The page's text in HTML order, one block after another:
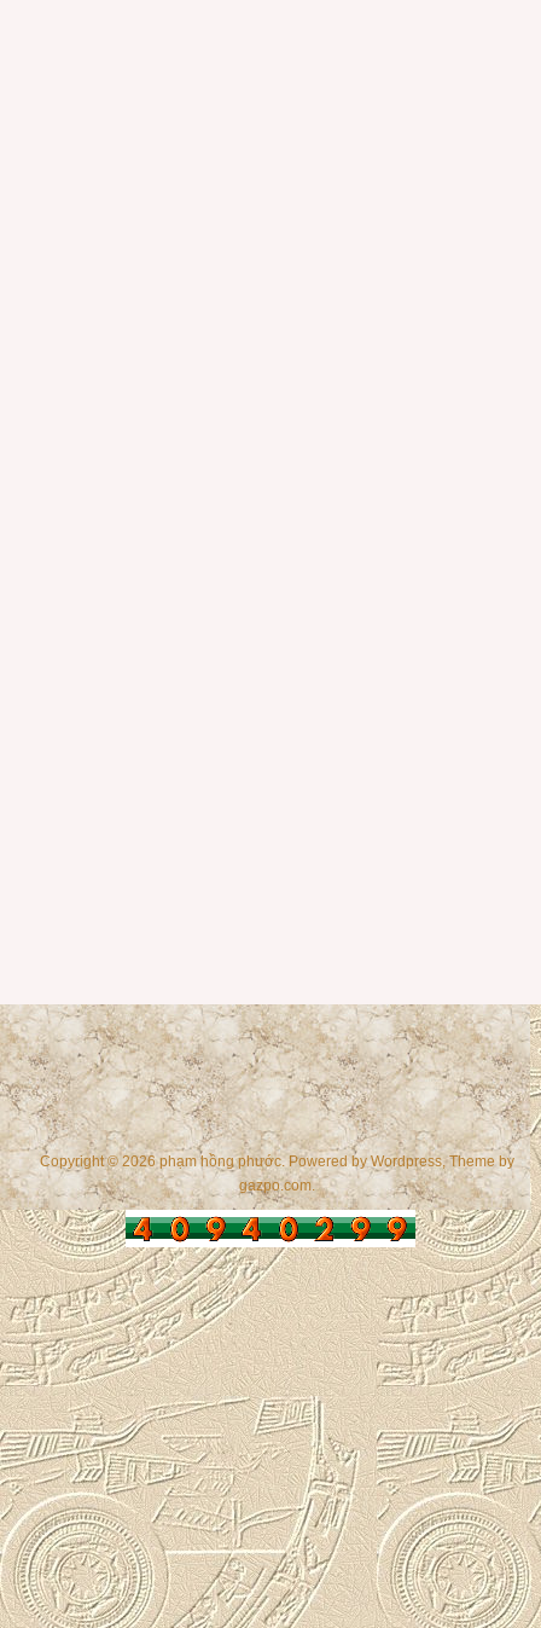
Copyright © 2026 phạm hồng phước. Powered byWordpress, Theme by
gazpo.com.